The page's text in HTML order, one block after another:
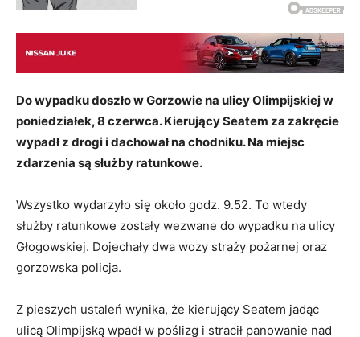
Do wypadku doszło w Gorzowie na ulicy Olimpijskiej w
poniedziałek, 8 czerwca. Kierujący Seatem za zakręcie
wypadł z drogi i dachował na chodniku. Na miejsc
zdarzenia są służby ratunkowe.
Wszystko wydarzyło się około godz. 9.52. To wtedy
służby ratunkowe zostały wezwane do wypadku na ulicy
Głogowskiej. Dojechały dwa wozy straży pożarnej oraz
gorzowska policja.
Z pieszych ustaleń wynika, że kierujący Seatem jadąc
ulicą Olimpijską wpadł w poślizg i stracił panowanie nad